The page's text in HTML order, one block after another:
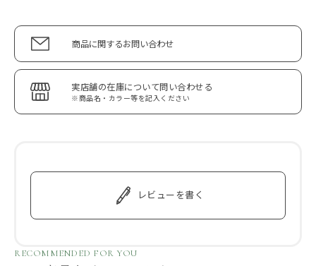
商品に関するお問い合わせ
実店舗の在庫について問い合わせる
※商品名・カラー等を記入ください
レビューを書く
RECOMMENDED FOR YOU